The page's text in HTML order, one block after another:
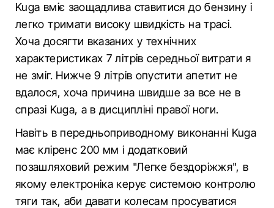
Kuga вміє заощадлива ставитися до бензину і
легко тримати високу швидкість на трасі.
Хоча досягти вказаних у технічних
характеристиках 7 літрів середньої витрати я
не зміг. Нижче 9 літрів опустити апетит не
вдалося, хоча причина швидше за все не в
спразі Kuga, а в дисципліні правої ноги.
Навіть в передньоприводному виконанні Kuga
має кліренс 200 мм і додатковий
позашляховий режим "Легке бездоріжжя", в
якому електроніка керує системою контролю
тяги так, аби давати колесам просуватися